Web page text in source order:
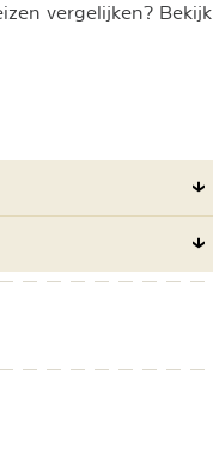
vergelijken? Bekijk